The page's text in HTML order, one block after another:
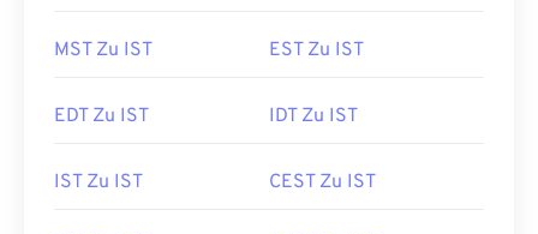
MST Zu IST EST Zu IST
EDT Zu IST IDT Zu IST
IST Zu IST CEST Zu IST